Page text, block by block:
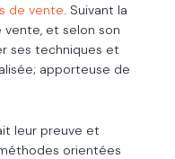
de vente. Suivant la
et selon son
ses techniques et
apporteuse de
leur preuve et
orientées